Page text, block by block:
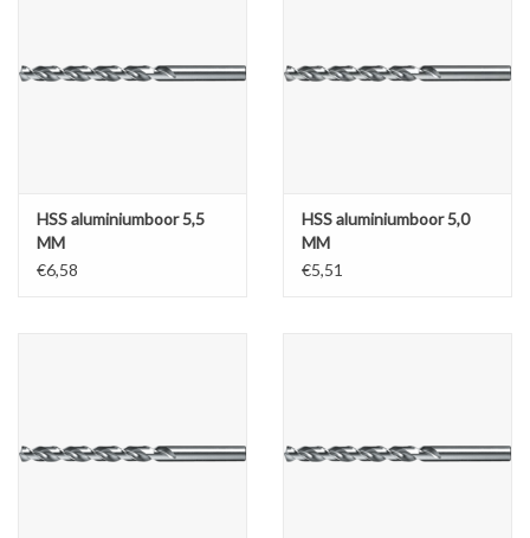
HSS aluminiumboor 5,5
MM
€6,58
HSS aluminiumboor 5,0
MM
€5,51